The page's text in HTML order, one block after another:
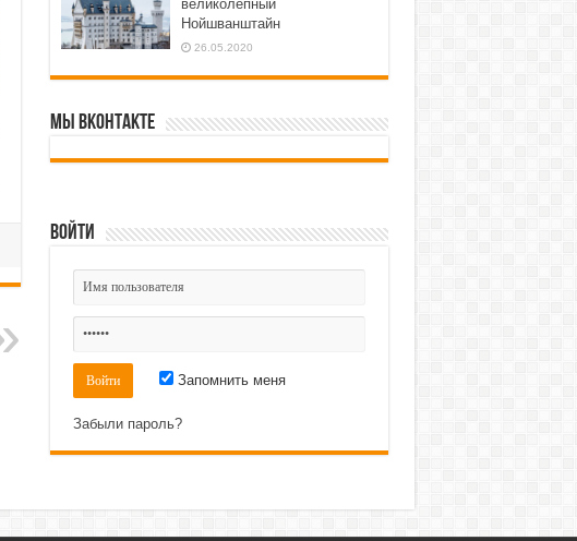
великолепный
Нойшванштайн
26.05.2020
Мы ВКонтакте
Войти
Запомнить меня
Забыли пароль?